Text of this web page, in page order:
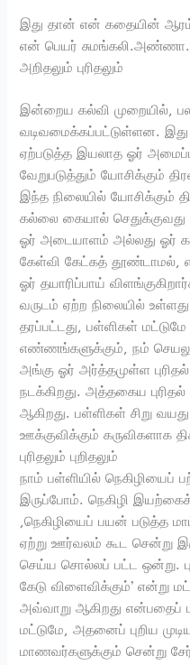
இது தான் என் கதையின்
என் பெயர் சுமங்கலி.அண்ணா.
அறிதலும் புரிதலும்
இன்றைய கல்வி முறையில், பல
வடிவமைக்கப்பட்டுள்ளன.
ஏற்படுத்த இயலாத ஓர்
வேறுபடுத்தும் யோசிக்கும்
இந்த நிலையில் யோசிக்கும்
கல்லை கையால்
ஓர் அடையாளம் அல்லது ஓர்
கேள்வி கேட்கத் தூண்டாமல்,
ஓர் தயாரிப்பாய்
வருடம் ஏற்ற நிலையில்
தரப்பட்டது, பள்ளிகள்
எண்ணங்களுக்கும், நம்
அங்கு ஓர் அர்த்தமுள்ள புரிதல்
நடக்கிறது. அத்தகைய புரிதல்
ஆகிறது. பள்ளிகள் சிறு
ஊக்குவிக்கும் கருவிகளாக
புரிதலும் புறிதலும்
நாம் பள்ளியில் நெகிழியைப்
இருப்போம். நெகிழி
,நெகிழியைப் பயன் படுத்த
ஏற்று ஊர்வலம் கூட சென்று
செய்ய சொல்லப் பட்ட ஒன்று.
கேடு விளைவிக்கும்’ என்று
அவ்வாறு ஆகிறது என்பதைப்
மட்டுமே, அதனைப் புறிய
மாணவர்களுக்கும் சென்று